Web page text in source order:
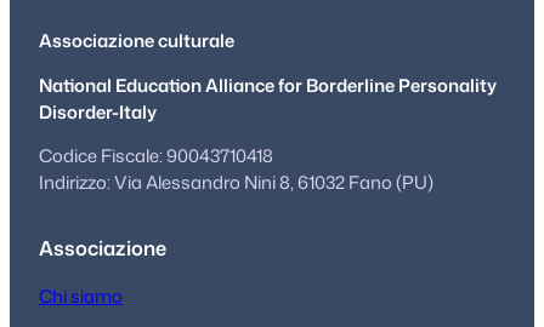
Associazione culturale
National Education Alliance for Borderline Personality
Disorder-Italy
Codice Fiscale: 90043710418
Indirizzo: Via Alessandro Nini 8, 61032 Fano (PU)
Associazione
Chi siamo